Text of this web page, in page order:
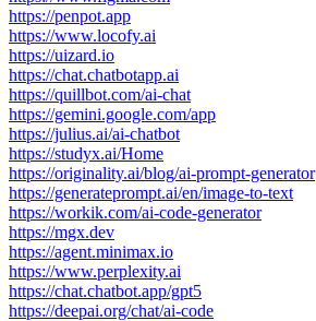
https://penpot.app
https://www.locofy.ai
https://uizard.io
https://chat.chatbotapp.ai
https://quillbot.com/ai-chat
https://gemini.google.com/app
https://julius.ai/ai-chatbot
https://studyx.ai/Home
https://originality.ai/blog/ai-prompt-generator
https://generateprompt.ai/en/image-to-text
https://workik.com/ai-code-generator
https://mgx.dev
https://agent.minimax.io
https://www.perplexity.ai
https://chat.chatbot.app/gpt5
https://deepai.org/chat/ai-code